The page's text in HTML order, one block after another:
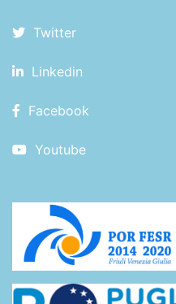
Twitter
Linkedin
Facebook
Youtube